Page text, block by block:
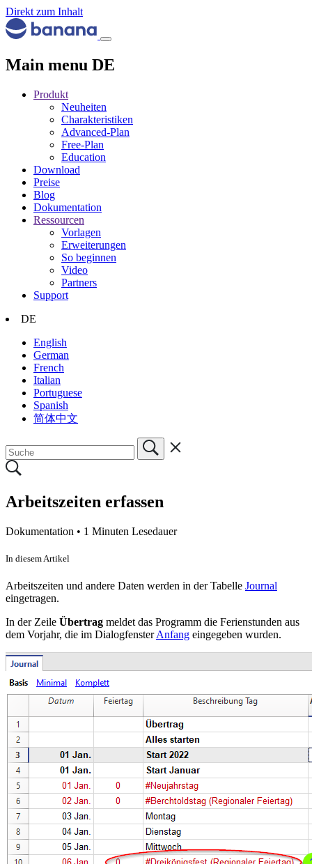
Direkt zum Inhalt
Main menu DE
Produkt
Neuheiten
Charakteristiken
Advanced-Plan
Free-Plan
Education
Download
Preise
Blog
Dokumentation
Ressourcen
Vorlagen
Erweiterungen
So beginnen
Video
Partners
Support
DE
English
German
French
Italian
Portuguese
Spanish
简体中文
Arbeitszeiten erfassen
Dokumentation • 1 Minuten Lesedauer
In diesem Artikel
Arbeitszeiten und andere Daten werden in der Tabelle Journal
eingetragen.
In der Zeile Übertrag meldet das Programm die Ferienstunden aus
dem Vorjahr, die im DialogfensterAnfang eingegeben wurden.